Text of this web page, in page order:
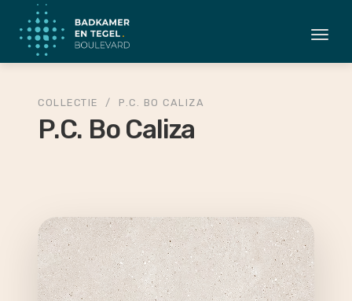
COLLECTIE / P.C. BO CALIZA
P.C. Bo Caliza